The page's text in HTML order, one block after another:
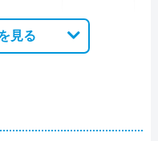
見る